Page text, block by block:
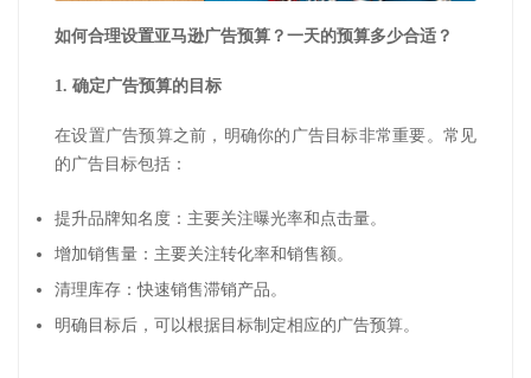
如何合理设置亚马逊广告预算？一天的预算多少合适？
1. 确定广告预算的目标
在设置广告预算之前，明确你的广告目标非常重要。常见
的广告目标包括：
提升品牌知名度：主要关注曝光率和点击量。
增加销售量：主要关注转化率和销售额。
清理库存：快速销售滞销产品。
明确目标后，可以根据目标制定相应的广告预算。